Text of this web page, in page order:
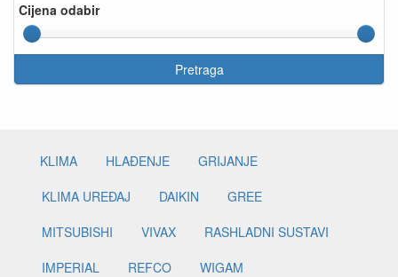
Cijena odabir
Pretraga
KLIMA HLAĐENJE
GRIJANJE
KLIMA UREĐAJ
DAIKIN
GREE
MITSUBISHI
VIVAX
RASHLADNI SUSTAVI
IMPERIAL
REFCO
WIGAM